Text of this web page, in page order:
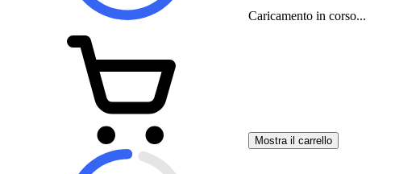
Caricamento in corso...
Mostra il carrello